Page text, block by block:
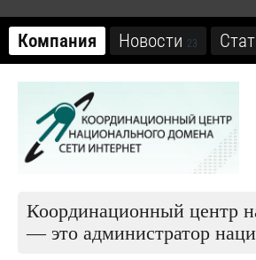
Компания Новости 23
Координационный центр
— это администратор